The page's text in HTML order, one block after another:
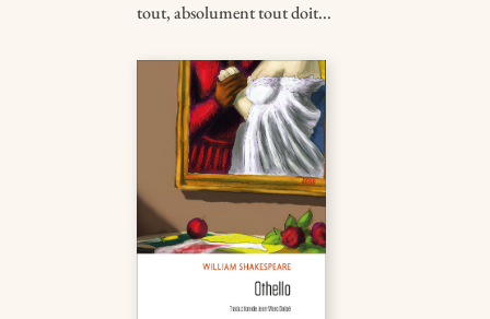
tout, absolument tout doit...